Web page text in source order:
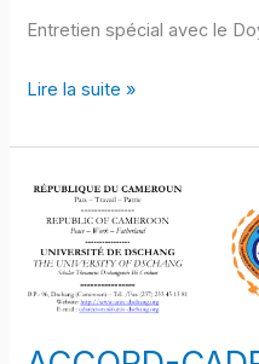
Entretien spécial avec le
Lire la suite »
ACCORD-
CADRE
DE
COOPÉRATION
INTERNATIONALE